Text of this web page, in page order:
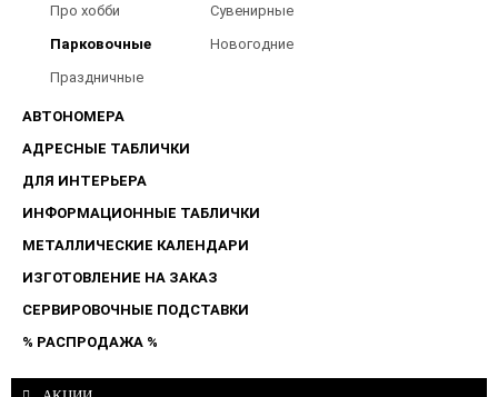
Про хобби
Сувенирные
Парковочные
Новогодние
Праздничные
АВТОНОМЕРА
АДРЕСНЫЕ ТАБЛИЧКИ
ДЛЯ ИНТЕРЬЕРА
ИНФОРМАЦИОННЫЕ ТАБЛИЧКИ
МЕТАЛЛИЧЕСКИЕ КАЛЕНДАРИ
ИЗГОТОВЛЕНИЕ НА ЗАКАЗ
СЕРВИРОВОЧНЫЕ ПОДСТАВКИ
% РАСПРОДАЖА %